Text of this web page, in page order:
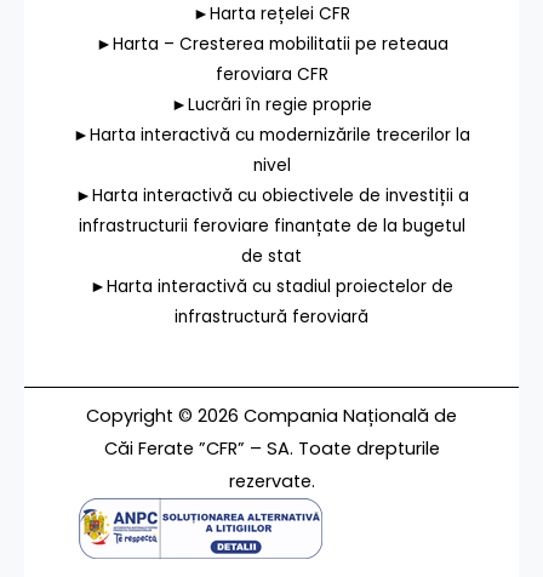
►Harta rețelei CFR
►Harta – Cresterea mobilitatii pe reteaua
feroviara CFR
►Lucrări în regie proprie
►Harta interactivă cu modernizările trecerilor la
nivel
►Harta interactivă cu obiectivele de investiții a
infrastructurii feroviare finanțate de la bugetul
de stat
►Harta interactivă cu stadiul proiectelor de
infrastructură feroviară
Copyright © 2026 Compania Națională de
Căi Ferate ”CFR” – SA. Toate drepturile
rezervate.